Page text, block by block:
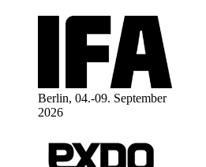
Berlin, 04.-09. September
2026